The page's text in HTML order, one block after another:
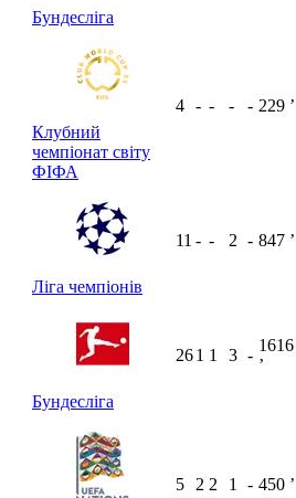
Бундесліга
Клубний
чемпіонат світу
ФІФА
4 - - - - 229 ʼ
Ліга чемпіонів
11 - - 2 - 847 ʼ
Бундесліга
261 1 3 -
1616
ʼ
5 2 2 1 - 450 ʼ